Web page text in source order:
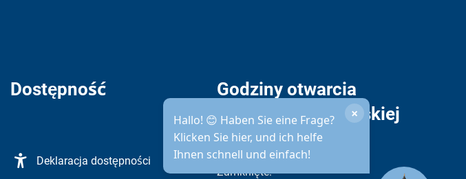
Dostępność
Deklaracja dostępności
Hallo! 😊 Haben Sie eine Frage?
Klicken Sie hier, und ich helfe
Ihnen schnell und einfach!
×
Godziny otwarcia
administracji miejskiej
Dostępność telefoniczna
Proszę kliknąć, aby ukryć inne godziny otwarcia
Zamknięte: